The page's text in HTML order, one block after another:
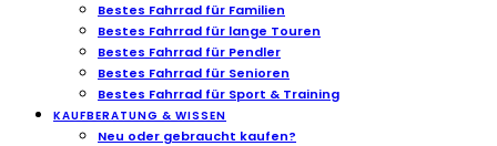
Bestes Fahrrad für Familien
Bestes Fahrrad für lange Touren
Bestes Fahrrad für Pendler
Bestes Fahrrad für Senioren
Bestes Fahrrad für Sport & Training
KAUFBERATUNG & WISSEN
Neu oder gebraucht kaufen?